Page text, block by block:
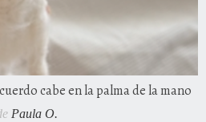
cabe en la palma de la mano
Paula O.